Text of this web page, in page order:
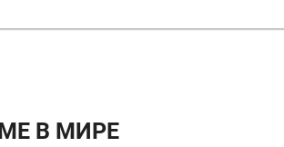
В МИРЕ